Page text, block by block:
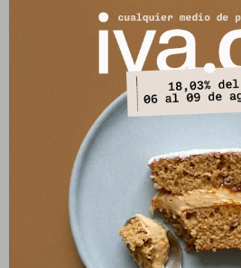
SELECCIONAR TALLE
COMPRAR
CANJEÁ TUS MILLAS ITAÚ
Ver opciones de pago y planes de cuotas